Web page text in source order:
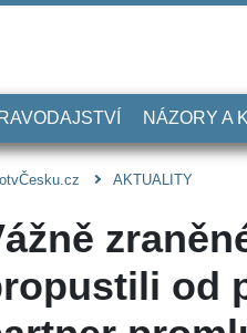
NÁZORY A
AKTUALITY
od